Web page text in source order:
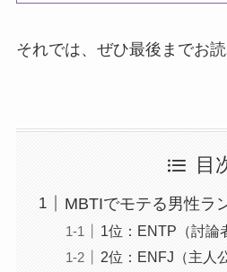
それでは、ぜひ最後までお読
目
MBTIでモテる男性ラ
1位：ENTP（討論
2位：ENFJ（主人公